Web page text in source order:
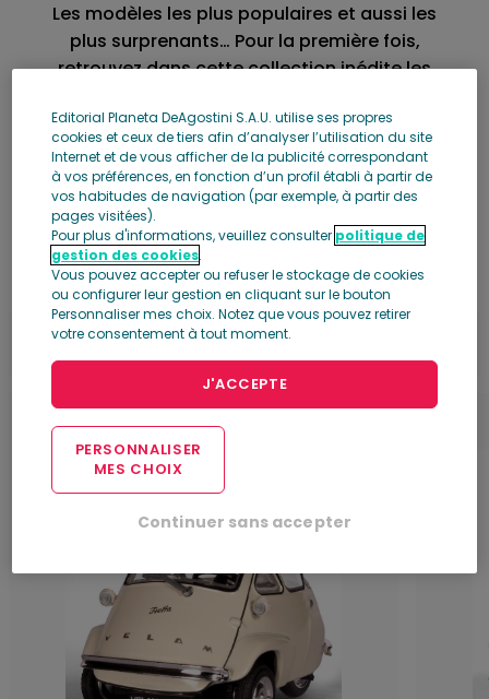
Les modèles les plus populaires et aussi les
plus surprenants… Pour la première fois,
retrouvez dans cette collection inédite les
motorisation de l’Europe après la Seconde
Guerre mondiale.
Découvrez les premiers
numéros
Editorial Planeta DeAgostini S.A.U. utilise ses propres
cookies et ceux de tiers afin d’analyser l’utilisation du site
Internet et de vous afficher de la publicité correspondant
à vos préférences, en fonction d’un profil établi à partir de
vos habitudes de navigation (par exemple, à partir des
pages visitées).
Pour plus d'informations, veuillez consulter politique de
gestion des cookies.
Vous pouvez accepter ou refuser le stockage de cookies
ou configurer leur gestion en cliquant sur le bouton
Personnaliser mes choix. Notez que vous pouvez retirer
votre consentement à tout moment.
J'ACCEPTE
PERSONNALISER
MES CHOIX
Continuer sans accepter